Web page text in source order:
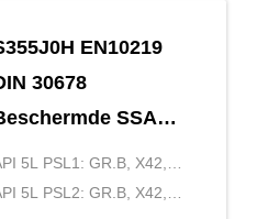
EN10219
30678
SSAW-
ASTM
GR.2
5L PSL1: GR.B, X42,
X52, X56, X60, X65,
5L PSL2: GR.B, X42,